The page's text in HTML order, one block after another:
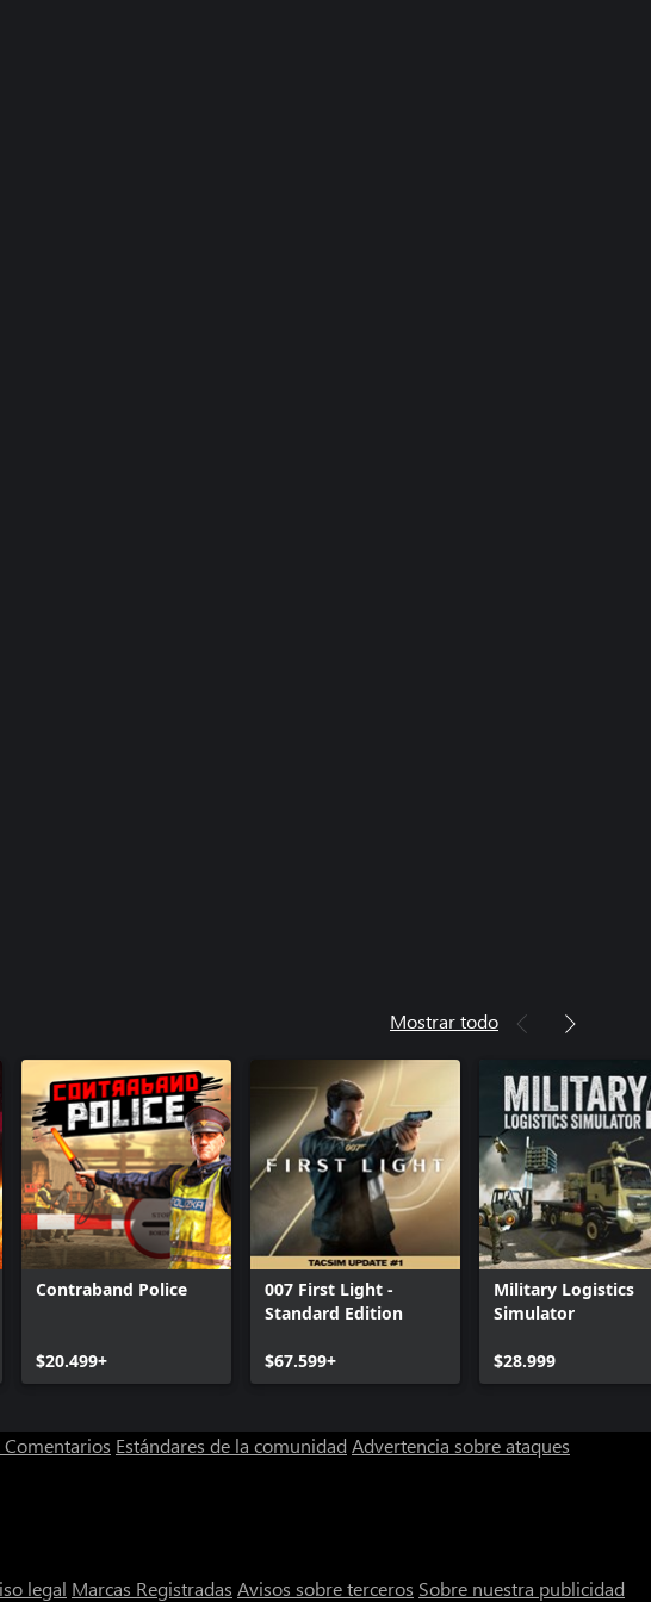
Mostrar todo
Contraband Police
$20.499+
007 First Light -
Standard Edition
$67.599+
Military Logistics
Simulator
$28.999
Comentarios Estándares de la comunidad Advertencia sobre ataques
legal Marcas Registradas Avisos sobre terceros Sobre nuestra publicidad